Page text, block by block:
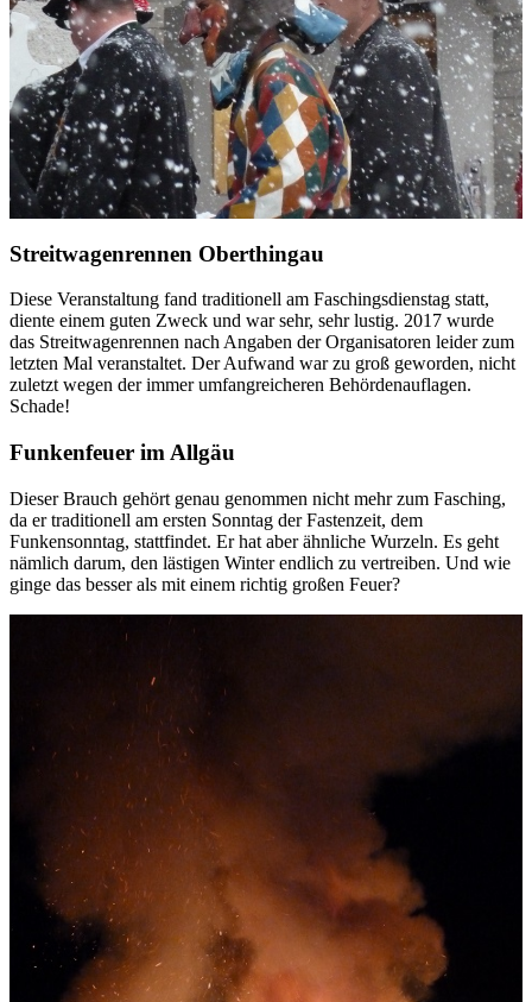
Streitwagenrennen Oberthingau
Diese Veranstaltung fand traditionell am Faschingsdienstag statt,
diente einem guten Zweck und war sehr, sehr lustig. 2017 wurde
das Streitwagenrennen nach Angaben der Organisatoren leider zum
letzten Mal veranstaltet. Der Aufwand war zu groß geworden, nicht
zuletzt wegen der immer umfangreicheren Behördenauflagen.
Schade!
Funkenfeuer im Allgäu
Dieser Brauch gehört genau genommen nicht mehr zum Fasching,
da er traditionell am ersten Sonntag der Fastenzeit, dem
Funkensonntag, stattfindet. Er hat aber ähnliche Wurzeln. Es geht
nämlich darum, den lästigen Winter endlich zu vertreiben. Und wie
ginge das besser als mit einem richtig großen Feuer?